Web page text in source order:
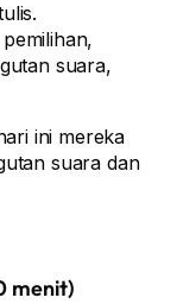
suara,
ini mereka
suara dan
menit)